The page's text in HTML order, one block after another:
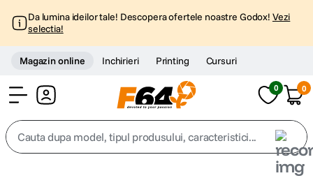
Da lumina ideilor tale! Descopera ofertele noastre Godox! Vezi
selectia!
Magazin online Inchirieri Printing Cursuri
0 0
Cauta dupa model, tipul produsului, caracteristici...